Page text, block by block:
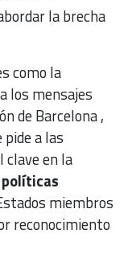
la brecha
como la
los mensajes
de Barcelona ,
a las
clave en la
miembros
reconocimiento